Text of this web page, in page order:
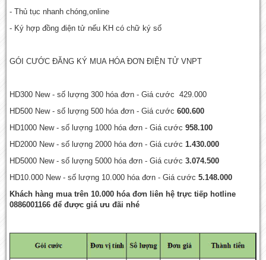
- Thủ tục nhanh chóng,online
- Ký hợp đồng điện tử nếu KH có chữ ký số
GÓI CƯỚC ĐĂNG KÝ MUA HÓA ĐƠN ĐIỆN TỬ VNPT
HD300 New - số lượng 300 hóa đơn - Giá cước 429.000
HD500 New - số lượng 500 hóa đơn - Giá cước600.600
HD1000 New - số lượng 1000 hóa đơn - Giá cước 958.100
HD2000 New - số lượng 2000 hóa đơn - Giá cước 1.430.000
HD5000 New - số lượng 5000 hóa đơn - Giá cước3.074.500
HD10.000 New - số lượng 10.000 hóa đơn - Giá cước5.148.000
Khách hàng mua trên 10.000 hóa đơn liên hệ trực tiếp hotline
0886001166 để được giá ưu đãi nhé